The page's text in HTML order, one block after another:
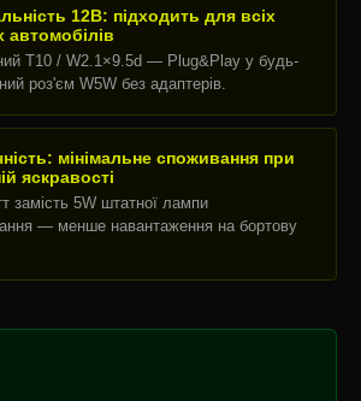
12В: підходить для всіх
автомобілів
T10 / W2.1×9.5d — Plug&Play у будь-
роз'єм W5W без адаптерів.
мінімальне споживання при
яскравості
замість 5W штатної лампи
— менше навантаження на бортову